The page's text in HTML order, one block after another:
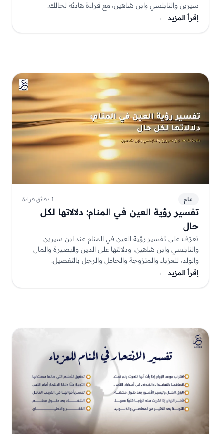
سيرين والنابلسي وابن شاهين، مع قراءة هادئة لحالك.
إقرأ المزيد ←
عام 1 دقائق قراءة
تفسير رؤية العين في المنام: دلالاتها لكل
حال
تعرّف على تفسير رؤية العين في المنام عند ابن سيرين
والنابلسي وابن شاهين، ودلالتها على الدين والبصيرة والمال
والولد، للعزباء والمتزوجة والحامل والرجل بالتفصيل.
إقرأ المزيد ←